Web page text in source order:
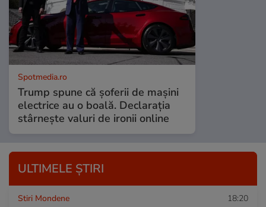
Spotmedia.ro
Trump spune că șoferii de mașini
electrice au o boală. Declarația
stârnește valuri de ironii online
ULTIMELE ȘTIRI
Stiri Mondene 18:20